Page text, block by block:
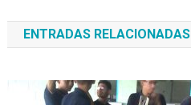
de
entradas
ENTRADAS RELACIONADAS